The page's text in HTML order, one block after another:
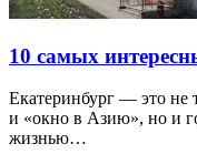
10 самых
Екатеринбург — это не
и «окно в Азию», но и
жизнью…